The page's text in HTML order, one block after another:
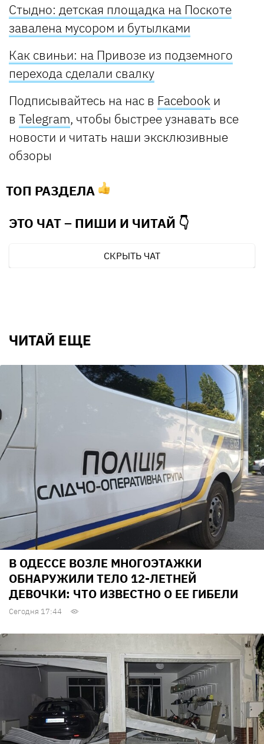
Стыдно: детская площадка на Поскоте
завалена мусором и бутылками
Как свиньи: на Привозе из подземного
перехода сделали свалку
Подписывайтесь на нас в Facebook и
в Telegram, чтобы быстрее узнавать все
новости и читать наши эксклюзивные
обзоры
ТОП РАЗДЕЛА
ЭТО ЧАТ – ПИШИ И ЧИТАЙ 👇
СКРЫТЬ ЧАТ
ЧИТАЙ ЕЩЕ
В ОДЕССЕ ВОЗЛЕ МНОГОЭТАЖКИ
ОБНАРУЖИЛИ ТЕЛО 12-ЛЕТНЕЙ
ДЕВОЧКИ: ЧТО ИЗВЕСТНО О ЕЕ ГИБЕЛИ
Сегодня 17:44